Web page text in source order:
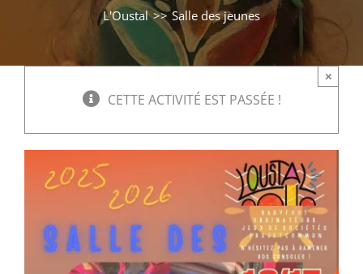
L’accueil
Séniors, Vie locale
Contacts
L'Oustal
Salle des jeunes
CETTE ACTIVITÉ EST PASSÉE !
×